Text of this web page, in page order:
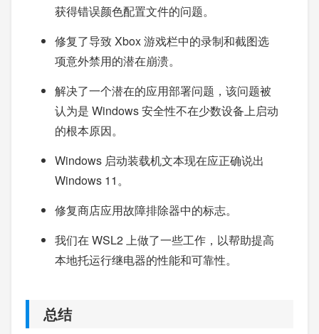
获得错误颜色配置文件的问题。
修复了导致 Xbox 游戏栏中的录制和截图选
项意外禁用的潜在崩溃。
解决了一个潜在的应用部署问题，该问题被
认为是 Windows 安全性不在少数设备上启动
的根本原因。
Windows 启动装载机文本现在应正确说出
Windows 11。
修复商店应用故障排除器中的标志。
我们在 WSL2 上做了一些工作，以帮助提高
本地托运行继电器的性能和可靠性。
总结